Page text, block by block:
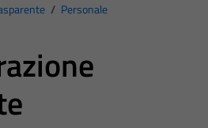
/ Personale